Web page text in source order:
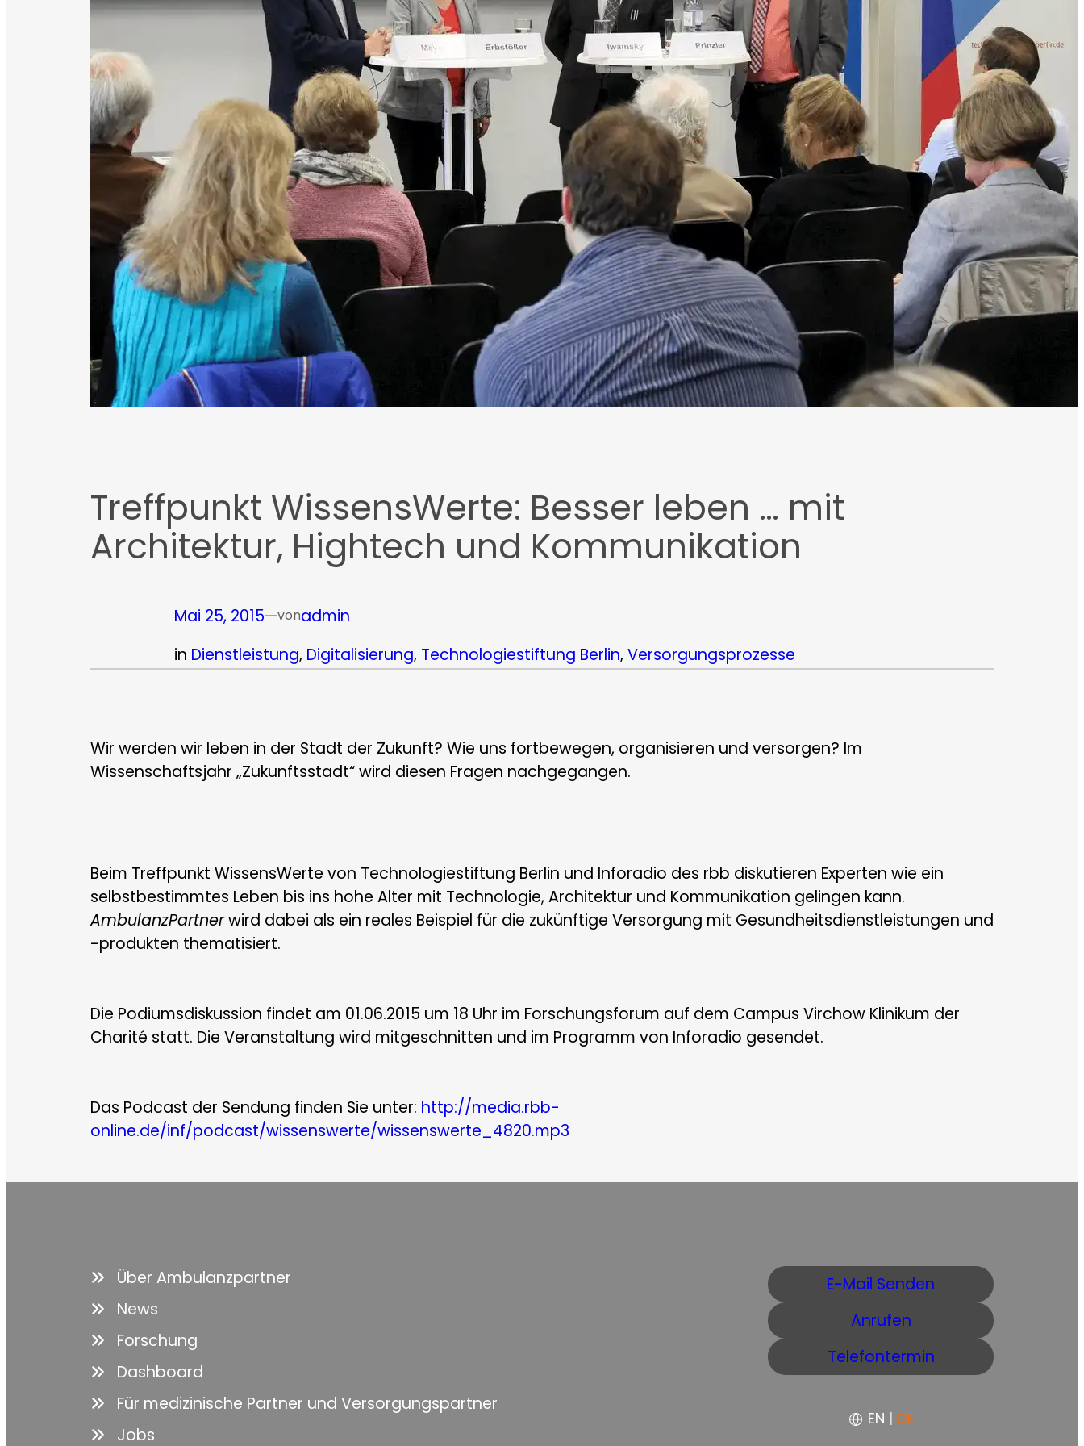
Treffpunkt WissensWerte: Besser leben … mit
Architektur, Hightech und Kommunikation
Mai 25, 2015—vonadmin
in Dienstleistung, Digitalisierung, Technologiestiftung Berlin, Versorgungsprozesse
Wir werden wir leben in der Stadt der Zukunft? Wie uns fortbewegen, organisieren und versorgen? Im
Wissenschaftsjahr „Zukunftsstadt“ wird diesen Fragen nachgegangen.
Beim Treffpunkt WissensWerte von Technologiestiftung Berlin und Inforadio des rbb diskutieren Experten wie ein
selbstbestimmtes Leben bis ins hohe Alter mit Technologie, Architektur und Kommunikation gelingen kann.
AmbulanzPartnerwird dabei als ein reales Beispiel für die zukünftige Versorgung mit Gesundheitsdienstleistungen und
-produkten thematisiert.
Die Podiumsdiskussion findet am 01.06.2015 um 18 Uhr im Forschungsforum auf dem Campus Virchow Klinikum der
Charité statt. Die Veranstaltung wird mitgeschnitten und im Programm von Inforadio gesendet.
Das Podcast der Sendung finden Sie unter: http://media.rbb-
online.de/inf/podcast/wissenswerte/wissenswerte_4820.mp3
Über Ambulanzpartner
News
Forschung
Dashboard
Für medizinische Partner und Versorgungspartner
Jobs
E-Mail Senden
Anrufen
Telefontermin
EN | DE